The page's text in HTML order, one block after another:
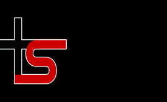
Down tempo mix – BUMANI –
035